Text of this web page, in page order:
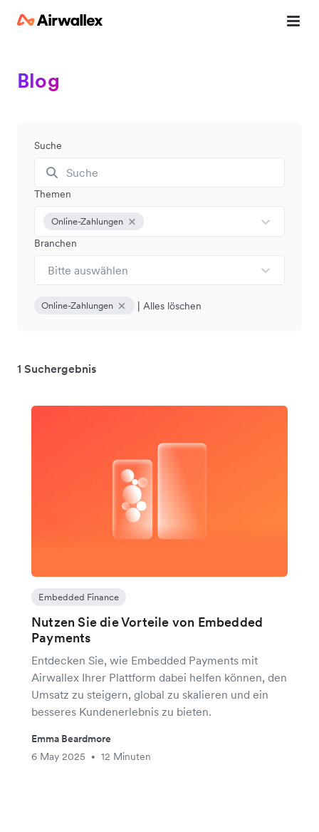
Blog
Suche
Themen
Online-Zahlungen
Branchen
Bitte auswählen
Online-Zahlungen | Alles löschen
1 Suchergebnis
Embedded Finance
Nutzen Sie die Vorteile von Embedded
Payments
Entdecken Sie, wie Embedded Payments mit
Airwallex Ihrer Plattform dabei helfen können, den
Umsatz zu steigern, global zu skalieren und ein
besseres Kundenerlebnis zu bieten.
Emma Beardmore
6 May 2025
• 12 Minuten